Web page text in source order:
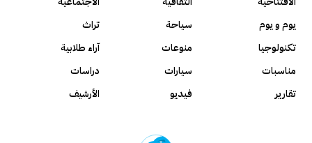
يوم و يوم
سياحة
تراث
تكنولوجيا
منوعات
آراء طلابية
مناسبات
سيارات
دراسات
تقارير
فيديو الأرشيف